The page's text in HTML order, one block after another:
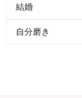
結婚
自分磨き